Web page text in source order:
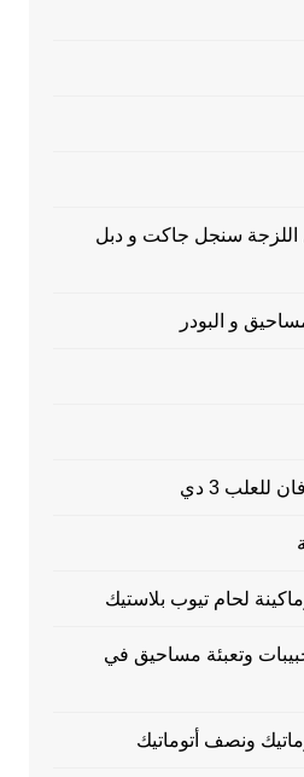
اللزجة سنجل جاكت و دبل
و البودر
للعلب 3 دي
لحام تيوب بلاستيك
وتعبئة مساحيق في
ونصف أتوماتيك